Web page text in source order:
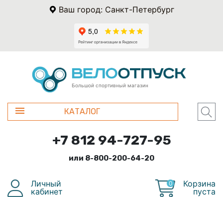
Ваш город: Санкт-Петербург
Большой спортивный магазин
КАТАЛОГ
+7 812 94-727-95
или 8-800-200-64-20
Личный
кабинет
0
Корзина
пуста